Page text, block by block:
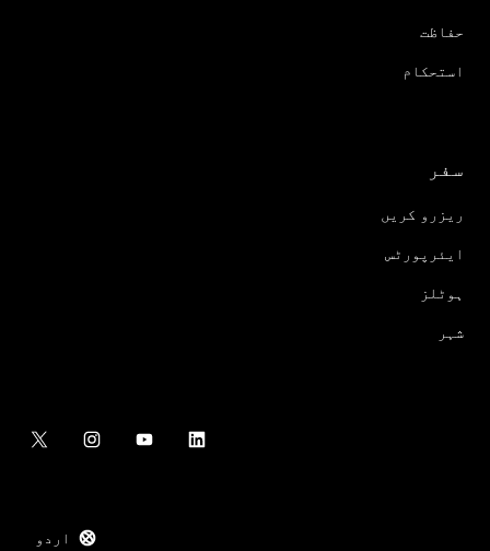
حفاظت
استحکام
سفر
ریزرو کریں
ایئرپورٹس
ہوٹلز
شہر
اردو